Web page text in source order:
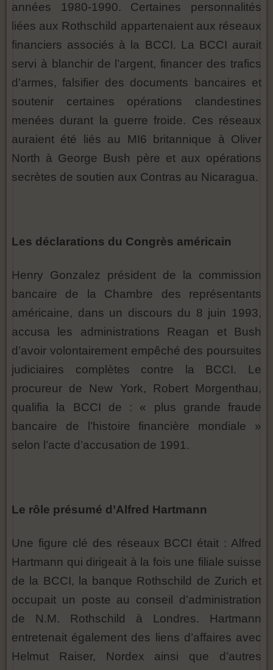
années 1980-1990. Certaines personnalités
liées aux Rothschild appartenaient aux réseaux
financiers associés à la BCCI. La BCCI aurait
servi à blanchir de l’argent, financer des trafics
d’armes, falsifier des documents bancaires et
soutenir certaines opérations clandestines
menées durant la guerre froide. Ces réseaux
auraient été liés au MI6 britannique à Oliver
North à George Bush père et aux opérations
secrètes de soutien aux Contras au Nicaragua.
Les déclarations du Congrès américain
Henry Gonzalez président de la commission
bancaire de la Chambre des représentants
américaine, dans un discours du 8 juin 1993,
accusa les administrations Reagan et Bush
d’avoir volontairement empêché des poursuites
judiciaires complètes contre la BCCI. Le
procureur de New York, Robert Morgenthau,
qualifia la BCCI de : « plus grande fraude
bancaire de l’histoire financière mondiale »
selon l’acte d’accusation de 1991.
Le rôle présumé d’Alfred Hartmann
Une figure clé des réseaux BCCI était : Alfred
Hartmann qui dirigeait à la fois une filiale suisse
de la BCCI, la banque Rothschild de Zurich et
occupait un poste au conseil d’administration
de N.M. Rothschild à Londres. Hartmann
entretenait également des liens d’affaires avec
Helmut Raiser, Nordex ainsi que d’autres